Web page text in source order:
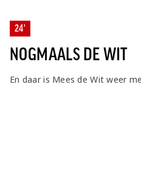
24'
NOGMAALS DE WIT
En daar is Mees de Wit weer